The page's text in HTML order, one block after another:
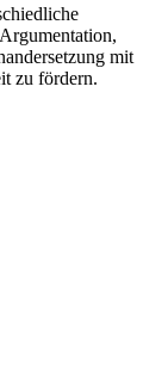
mit
zu fördern.